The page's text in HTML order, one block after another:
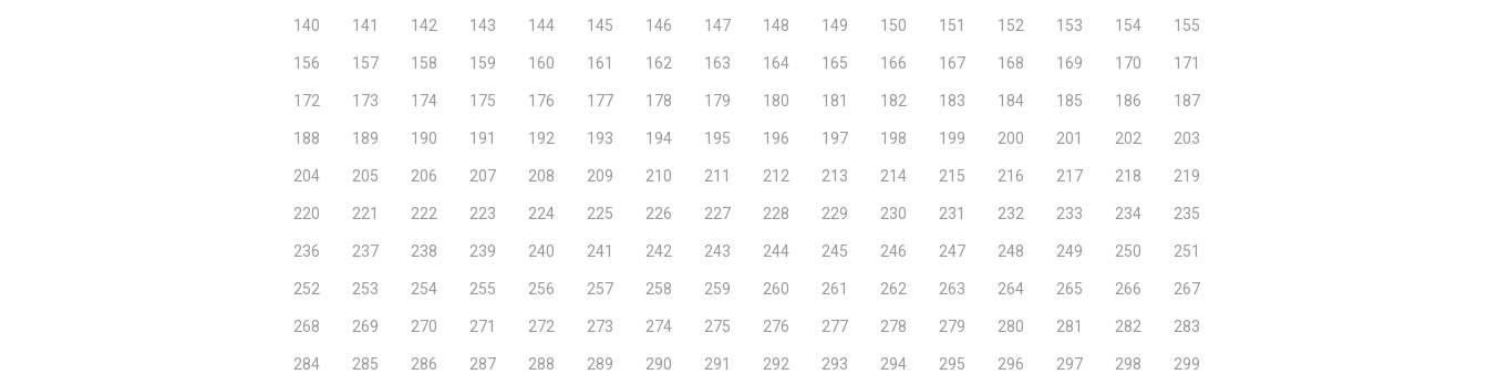
140 141 142 143 144 145 146 147 148 149 150 151 152 153 154 155
156 157 158 159 160 161 162 163 164 165 166 167 168 169 170 171
172 173 174 175 176 177 178 179 180 181 182 183 184 185 186 187
188 189 190 191 192 193 194 195 196 197 198 199 200 201 202 203
204 205 206 207 208 209 210 211 212 213 214 215 216 217 218 219
220 221 222 223 224 225 226 227 228 229 230 231 232 233 234 235
236 237 238 239 240 241 242 243 244 245 246 247 248 249 250 251
252 253 254 255 256 257 258 259 260 261 262 263 264 265 266 267
268 269 270 271 272 273 274 275 276 277 278 279 280 281 282 283
284 285 286 287 288 289 290 291 292 293 294 295 296 297 298 299